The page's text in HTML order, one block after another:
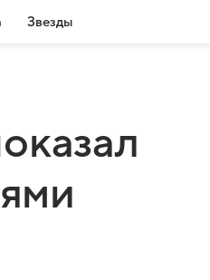
Звезды